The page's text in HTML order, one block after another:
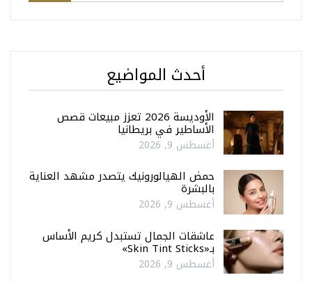
أحدث المواضيع
الأوديسة 2026 تعزز مبيعات قصص
الأساطير في بريطانيا
أغسطس 9, 2026
حمض الهيالورونيك يتصدر مشهد العناية
بالبشرة
أغسطس 9, 2026
عاشقات الجمال تستبدل كريم الأساس
بـ«Skin Tint Sticks»
أغسطس 9, 2026